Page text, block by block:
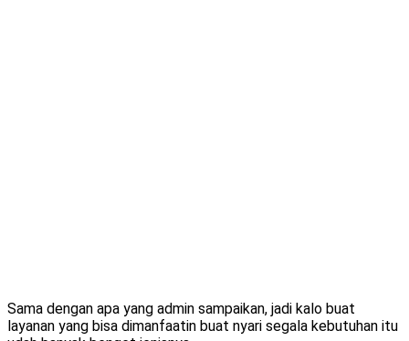
Sama dengan apa yang admin sampaikan, jadi kalo buat
layanan yang bisa dimanfaatin buat nyari segala kebutuhan itu